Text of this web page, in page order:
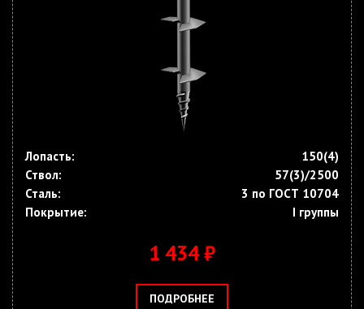
Лопасть:
150(4)
Ствол:
57(3)/2500
Сталь:
3 по ГОСТ 10704
Покрытие:
I группы
1 434 ₽
ПОДРОБНЕЕ